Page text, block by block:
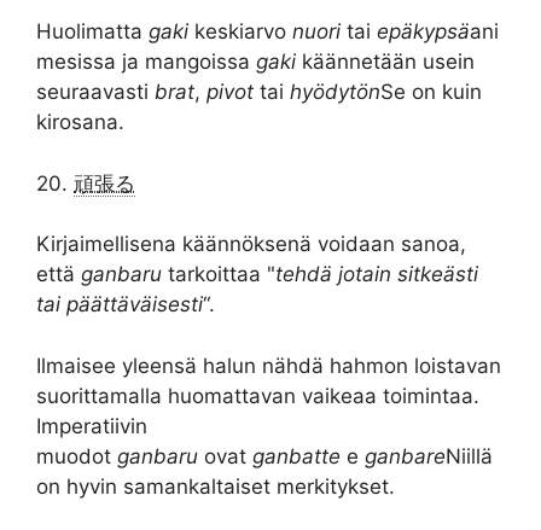
Huolimatta gaki keskiarvo nuori tai epäkypsäani
mesissa ja mangoissa gaki käännetään usein
seuraavasti brat, pivot tai hyödytönSe on kuin
kirosana.
20. 頑張る
Kirjaimellisena käännöksenä voidaan sanoa,
että ganbaru tarkoittaa "tehdä jotain sitkeästi
tai päättäväisesti“.
Ilmaisee yleensä halun nähdä hahmon loistavan
suorittamalla huomattavan vaikeaa toimintaa.
Imperatiivin
muodot ganbaru ovat ganbatte e ganbareNiillä
on hyvin samankaltaiset merkitykset.